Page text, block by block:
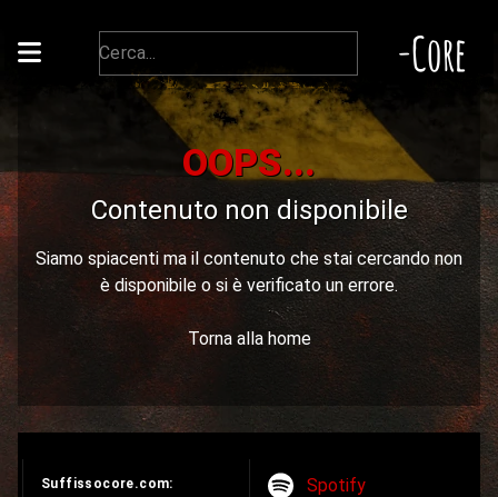
-Core
OOPS...
Contenuto non disponibile
Siamo spiacenti ma il contenuto che stai cercando non
è disponibile o si è verificato un errore.
Torna alla home
Suffissocore.com:
Spotify